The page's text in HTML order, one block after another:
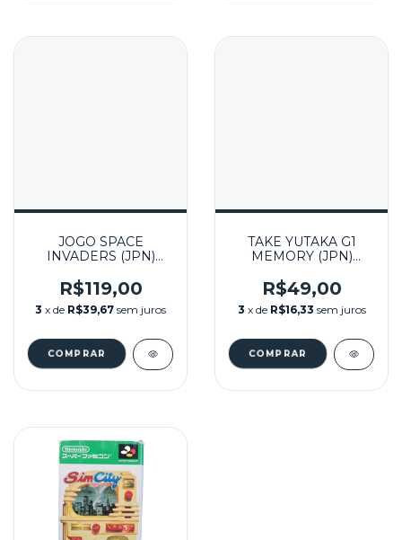
JOGO SPACE
INVADERS (JPN)
FAMICOM
R$119,00
3 x de R$39,67 sem juros
TAKE YUTAKA G1
MEMORY (JPN)
FAMICOM
R$49,00
3 x de R$16,33 sem juros